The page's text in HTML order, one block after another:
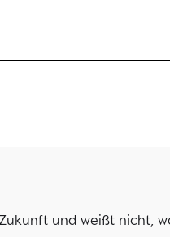
und weißt nicht,